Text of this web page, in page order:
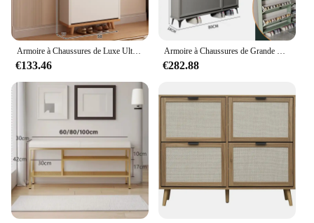
€133.46 €282.88